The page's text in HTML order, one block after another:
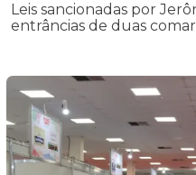
Leis sancionadas por
entrâncias de duas